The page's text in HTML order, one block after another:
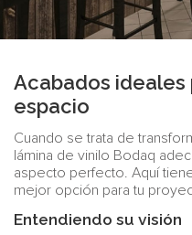
Acabados ideales
espacio
Cuando se trata de
lámina de vinilo Bodaq
aspecto perfecto. Aquí
mejor opción para tu
Entendiendo su visión